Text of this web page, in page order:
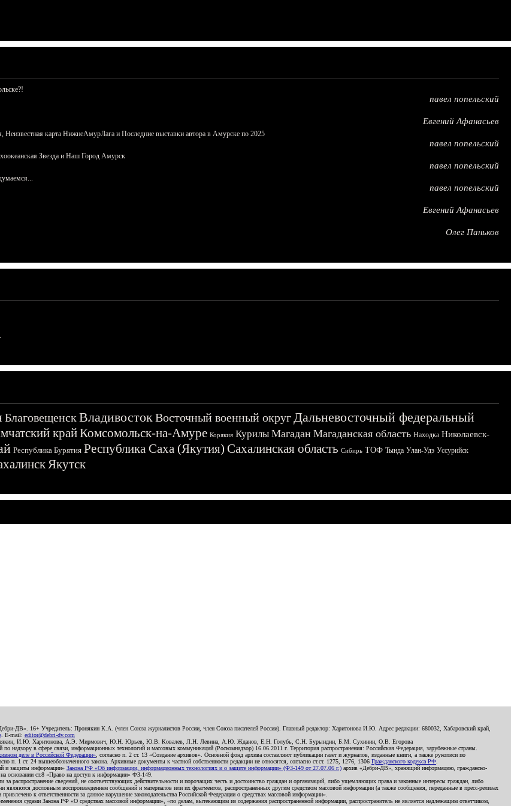
павел попельский
Евгений Афанасьев
карта НижнеАмурЛага и Последние выставки автора в Амурске по 2025
павел попельский
Звезда и Наш Город Амурск
павел попельский
павел попельский
Евгений Афанасьев
Олег Паньков
БлаговещенскВладивостокВосточный военный округДальневосточный федеральный
крайКомсомольск-на-Амуре Корякия Курилы Магадан Магаданская область Находка Николаевск-
Республика Бурятия Республика Саха (Якутия) Сахалинская область Сибирь ТОФ Тында Улан-Удэ Уссурийск
Якутск
ДВ». 16+ Учредитель: Пронякин К.А. (член Союза журналистов России, член Союза писателей России). Главный редактор: Харитонова И.Ю. Адрес редакции: 680032, Хабаровский край,
. E-mail: editor@debri-dv.com
Пронякин, И.Ю. Харитонова, А.Э. Мирмович, Ю.Н. Юрьев, Ю.В. Ковалев, Л.Н. Левина, А.Ю. Жданов, Е.Н. Голубь, С.Н. Бурындин, Б.М. Сухинин, О.В. Егорова
надзору в сфере связи, информационных технологий и массовых коммуникаций (Роскомнадзор) 16.06.2011 г. Территория распространения: Российская Федерация, зарубежные страны.
деле в Российской Федерации» , согласно п. 2 ст. 13 «Создание архивов». Основной фонд архива составляют публикации газет и журналов, изданные книги, а также рукописи по
п. 1 ст. 24 вышеобозначенного закона. Архивные документы к частной собственности редакции не относятся, согласно ст.ст. 1275, 1276, 1306 Гражданского кодекса РФ
и защиты информации» Закона РФ «Об информации, информационных технологиях и о защите информации» (ФЗ-149 от 27.07.06 г.) архив «Дебри-ДВ», хранящий информацию, гражданско-
основании ст.8 «Право на доступ к информации» ФЗ-149.
распространение сведений, не соответствующих действительности и порочащих честь и достоинство граждан и организаций, либо ущемляющих права и законные интересы граждан, либо
дословным воспроизведением сообщений и материалов или их фрагментов, распространенных другим средством массовой информации (а также сообщения, переданные в пресс-релизах
к ответственности за данное нарушение законодательства Российской Федерации о средствах массовой информации».
судами Закона РФ «О средствах массовой информации», «по делам, вытекающим из содержания распространенной информации, распространитель не является надлежащим ответчиком,